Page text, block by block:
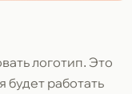
логотип. Это
будет работать